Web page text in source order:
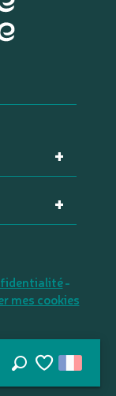
Voir les
mes cookies